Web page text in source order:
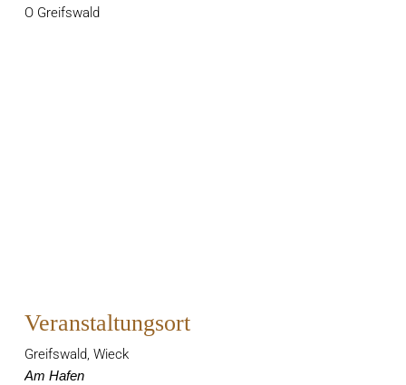
O Greifswald
Veranstaltungsort
Greifswald, Wieck
Am Hafen